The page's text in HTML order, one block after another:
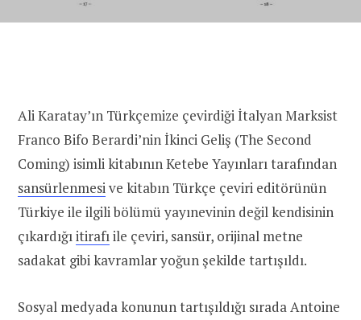
Ali Karatay’ın Türkçemize çevirdiği İtalyan Marksist
Franco Bifo Berardi’nin İkinci Geliş (The Second
Coming) isimli kitabının Ketebe Yayınları tarafından
sansürlenmesive kitabın Türkçe çeviri editörünün
Türkiye ile ilgili bölümü yayınevinin değil kendisinin
çıkardığıitirafıile çeviri, sansür, orijinal metne
sadakat gibi kavramlar yoğun şekilde tartışıldı.
Sosyal medyada konunun tartışıldığı sırada Antoine